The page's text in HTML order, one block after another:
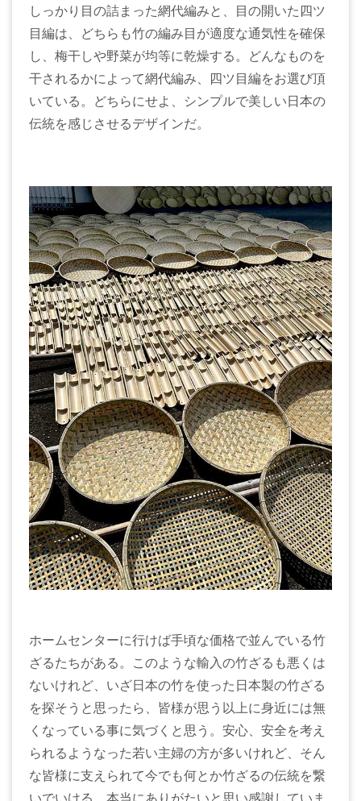
しっかり目の詰まった網代編みと、目の開いた四ツ
目編は、どちらも竹の編み目が適度な通気性を確保
し、梅干しや野菜が均等に乾燥する。どんなものを
干されるかによって網代編み、四ツ目編をお選び頂
いている。どちらにせよ、シンプルで美しい日本の
伝統を感じさせるデザインだ。
ホームセンターに行けば手頃な価格で並んでいる竹
ざるたちがある。このような輸入の竹ざるも悪くは
ないけれど、いざ日本の竹を使った日本製の竹ざる
を探そうと思ったら、皆様が思う以上に身近には無
くなっている事に気づくと思う。安心、安全を考え
られるようなった若い主婦の方が多いけれど、そん
な皆様に支えられて今でも何とか竹ざるの伝統を繋